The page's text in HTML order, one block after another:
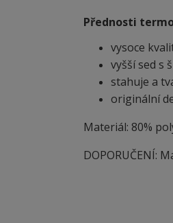
Přednosti
vysoce
vyšší sed s
stahuje a
originální
Materiál: 80%
DOPORUČENÍ: